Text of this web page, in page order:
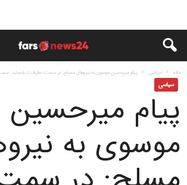
خانه سياسى پیام میرحسین موسوی به نیروهای مسلح: در سمت حقیقت بایستید،
سياسى
پیام میرحسین
موسوی به